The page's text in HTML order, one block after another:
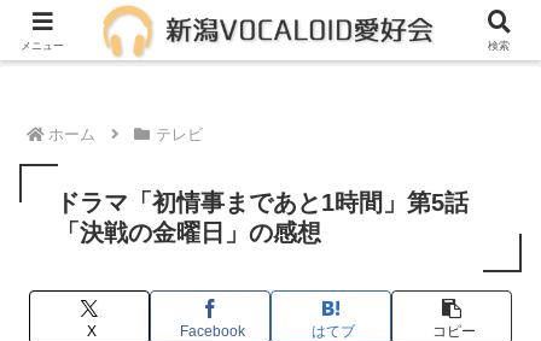
メンバー募集中！一緒に活動しませんか？
ホーム テレビ
ドラマ「初情事まであと1時間」第5話
「決戦の金曜日」の感想
X Facebook はてブ コピー
メニュー 検索